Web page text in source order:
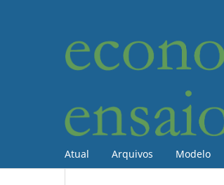
Atual Arquivos Modelo